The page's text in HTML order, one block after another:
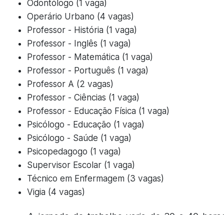
Odontólogo (1 vaga)
Operário Urbano (4 vagas)
Professor - História (1 vaga)
Professor - Inglês (1 vaga)
Professor - Matemática (1 vaga)
Professor - Português (1 vaga)
Professor A (2 vagas)
Professor - Ciências (1 vaga)
Professor - Educação Física (1 vaga)
Psicólogo - Educação (1 vaga)
Psicólogo - Saúde (1 vaga)
Psicopedagogo (1 vaga)
Supervisor Escolar (1 vaga)
Técnico em Enfermagem (3 vagas)
Vigia (4 vagas)